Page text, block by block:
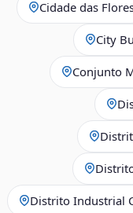
Cidade das
City
Conjunto
Distrito Industrial